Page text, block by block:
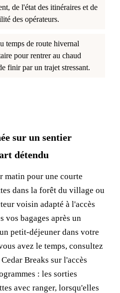
de l'état des itinéraires et de
des opérateurs.
temps de route hivernal
pour rentrer au chaud
finir par un trajet stressant.
sur un sentier
détendu
matin pour une courte
dans la forêt du village ou
voisin adapté à l'accès
vos bagages après un
petit-déjeuner dans votre
avez le temps, consultez
Breaks sur l'accès
: les sorties
avec ranger, lorsqu'elles